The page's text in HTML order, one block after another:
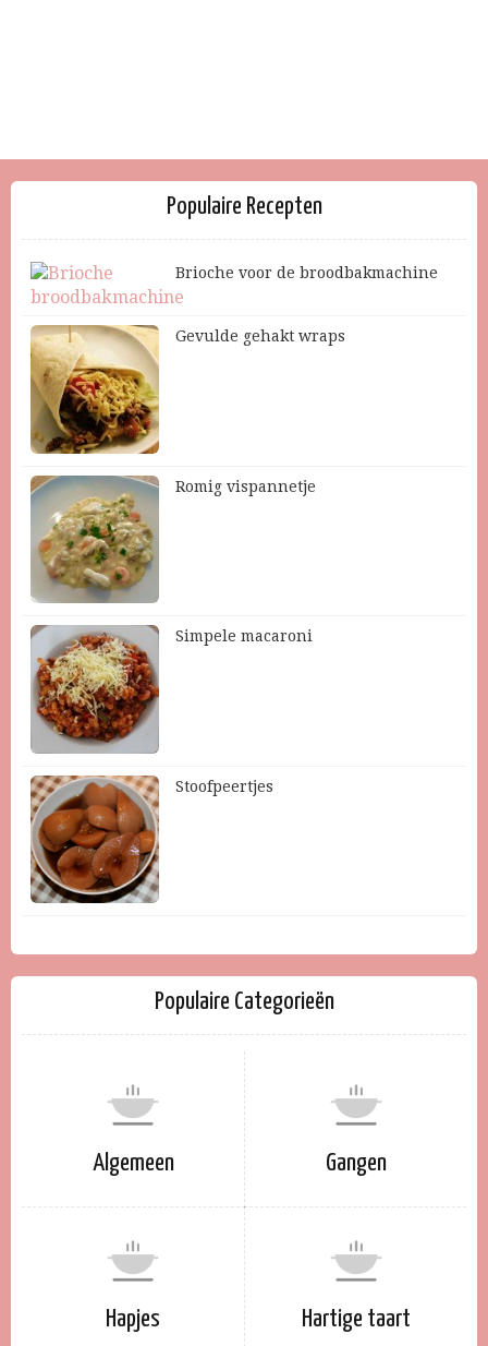
Populaire Recepten
Brioche voor de broodbakmachine
Gevulde gehakt wraps
Romig vispannetje
Simpele macaroni
Stoofpeertjes
Populaire Categorieën
Algemeen Gangen
Hapjes Hartige taart